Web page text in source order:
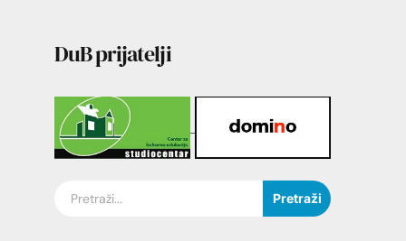
DuB prijatelji
Pretraži